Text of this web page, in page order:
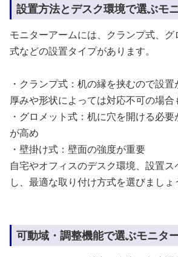
設置方法とデスク環境で選ぶモ
モニターアームには、クランプ式、
式などの設置タイプがあります。
・クランプ式：机の縁を挟むので設
厚みや形状によっては対応不可の場合
・グロメット式：机に穴を開ける必
が高め
・壁掛け式：壁面の強度が重要
自宅やオフィスのデスク環境、設置
し、最適な取り付け方式を選びましょ
可動域・調整機能で選ぶモニタ